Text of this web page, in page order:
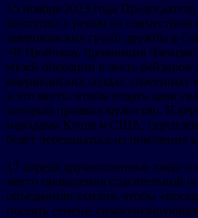
15 ноября 2023 года
выступил с речью на совместном
американских групп дружбы в
«В Цюйчжоу, провинция
музей операции в честь
американских солдат, спасенных
в это место, чтобы отдать дань
который проявил мужество. Я
народами Китая и США,
будет передаваться из поколения
17 апреля дружественные люди
место проведения спасательной
объединили усилия, чтобы
посеять семена,